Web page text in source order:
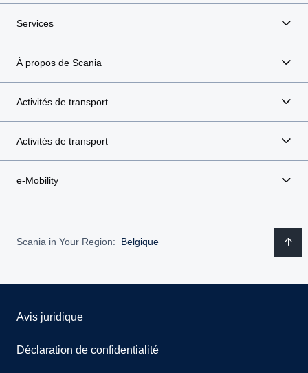
Services
À propos de Scania
Activités de transport
Activités de transport
e-Mobility
Scania in Your Region: Belgique
Avis juridique
Déclaration de confidentialité